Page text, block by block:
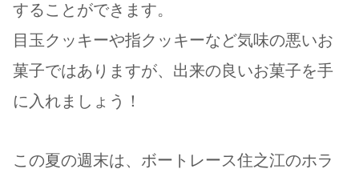
することができます。
目玉クッキーや指クッキーなど気味の悪いお
菓子ではありますが、出来の良いお菓子を手
に入れましょう！
この夏の週末は、ボートレース住之江のホラ